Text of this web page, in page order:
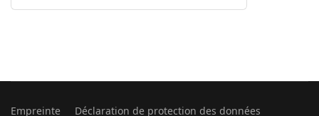
Empreinte Déclaration de protection des données